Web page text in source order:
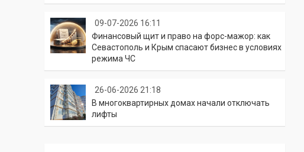
09-07-2026 16:11
Финансовый щит и право на форс-мажор: как
Севастополь и Крым спасают бизнес в условиях
режима ЧС
26-06-2026 21:18
В многоквартирных домах начали отключать
лифты